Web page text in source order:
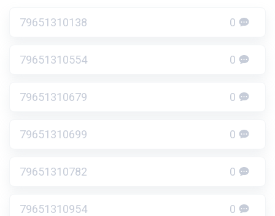
79651310138 0
79651310554 0
79651310679 0
79651310699 0
79651310782 0
79651310954 0